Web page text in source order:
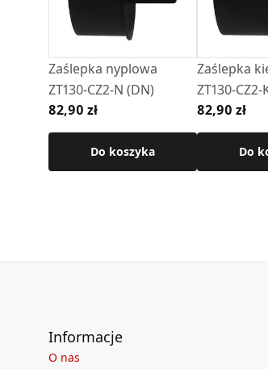
Zaślepka nyplowa
ZT130-CZ2-N (DN)
82,90 zł
Do koszyka
Zaślepka
ZT130-
82,90 zł
Do
Informacje
O nas